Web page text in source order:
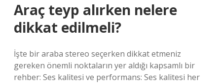
Araç teyp alırken nelere
dikkat edilmeli?
İşte bir araba stereo seçerken dikkat etmeniz
gereken önemli noktaların yer aldığı kapsamlı bir
rehber: Ses kalitesi ve performans: Ses kalitesi her